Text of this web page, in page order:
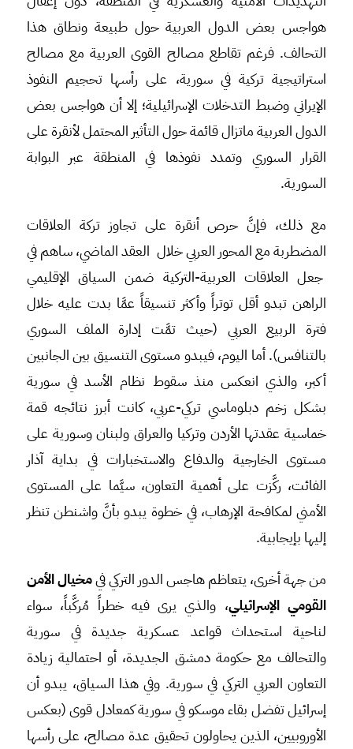
هواجس بعض الدول العربية حول طبيعة ونطاق هذا
التحالف. فرغم تقاطع مصالح القوى العربية مع مصالح
استراتيجية تركية في سورية، على رأسها تحجيم النفوذ
الإيراني وضبط التدخلات الإسرائيلية؛ إلا أن هواجس بعض
الدول العربية ماتزال قائمة حول التأثير المحتمل لأنقرة على
القرار السوري وتمدد نفوذها في المنطقة عبر البوابة
السورية.
مع ذلك، فإنَّ حرص أنقرة على تجاوز تركة العلاقات
المضطربة مع المحور العربي خلال العقد الماضي، ساهم في
جعل العلاقات العربية-التركية ضمن السياق الإقليمي
الراهن تبدو أقل توتراً وأكثر تنسيقاً عمَّا بدت عليه خلال
فترة الربيع العربي (حيث تمَّت إدارة الملف السوري
بالتنافس). أما اليوم، فيبدو مستوى التنسيق بين الجانبين
أكبر، والذي انعكس منذ سقوط نظام الأسد في سورية
بشكل زخم دبلوماسي تركي-عربي، كانت أبرز نتائجه قمة
خماسية عقدتها الأردن وتركيا والعراق ولبنان وسورية على
مستوى الخارجية والدفاع والاستخبارات في بداية آذار
الفائت، ركَّزت على أهمية التعاون، سيَّما على المستوى
الأمني لمكافحة الإرهاب، في خطوة يبدو بأنَّ واشنطن تنظر
إليها بإيجابية.
من جهة أخرى، يتعاظم هاجس الدور التركي فيمخيال الأمن
القومي الإسرائيلي، والذي يرى فيه خطراً مُركَّباً، سواء
لناحية استحداث قواعد عسكرية جديدة في سورية
والتحالف مع حكومة دمشق الجديدة، أو احتمالية زيادة
التعاون العربي التركي في سورية. وفي هذا السياق، يبدو أن
إسرائيل تفضل بقاء موسكو في سورية كمعادل قوى (بعكس
الأوروبيين، الذين يحاولون تحقيق عدة مصالح، على رأسها